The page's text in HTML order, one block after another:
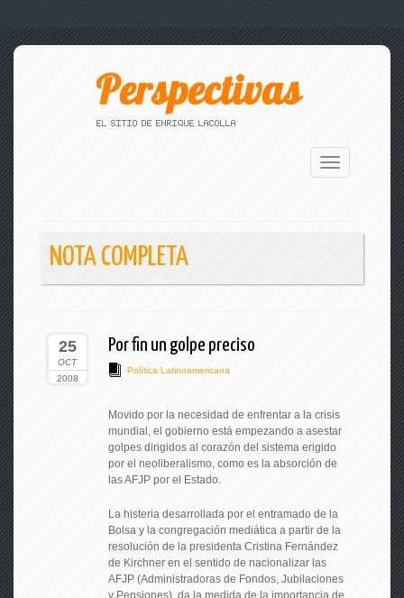
Toggle
navigation
NOTA COMPLETA
25
OCT
2008
Por fin un golpe preciso
Política Latinoamericana
Movido por la necesidad de enfrentar a la crisis
mundial, el gobierno está empezando a asestar
golpes dirigidos al corazón del sistema erigido
por el neoliberalismo, como es la absorción de
las AFJP por el Estado.
La histeria desarrollada por el entramado de la
Bolsa y la congregación mediática a partir de la
resolución de la presidenta Cristina Fernández
de Kirchner en el sentido de nacionalizar las
AFJP (Administradoras de Fondos, Jubilaciones
y Pensiones), da la medida de la importancia de